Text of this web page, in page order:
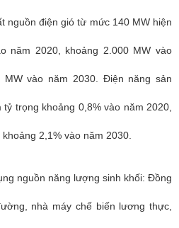
nguồn điện gió từ mức 140 MW hiện
năm 2020, khoảng 2.000 MW vào
MW vào năm 2030. Điện năng sản
trọng khoảng 0,8% vào năm 2020,
2,1% vào năm 2030.
nguồn năng lượng sinh khối: Đồng
nhà máy chế biến lương thực,